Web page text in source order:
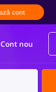
cont
Cont nou